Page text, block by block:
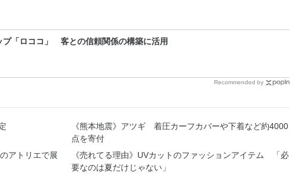
プ「ロココ」 客との信頼関係の構築に活用
Recommended by
《熊本地震》アツギ 着圧カーフカバーや下着など約4000
点を寄付
アトリエで展
《売れてる理由》UVカットのファッションアイテム 「必
要なのは夏だけじゃない」